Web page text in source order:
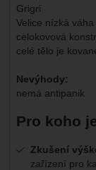
Grigri
Velice nízká váha
celokovová
celé tělo je
Nevýhody:
nemá antipanik
Pro koho
Zkušení
zařízení pro